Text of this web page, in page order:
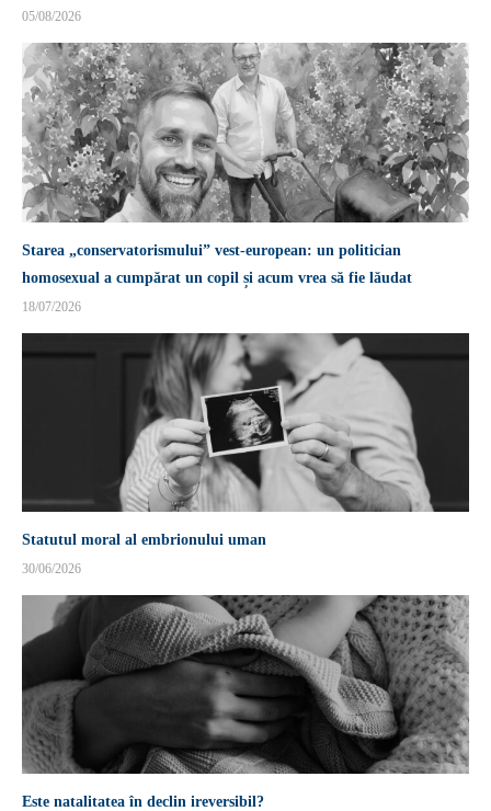
05/08/2026
Starea „conservatorismului” vest-european: un politician
homosexual a cumpărat un copil și acum vrea să fie lăudat
18/07/2026
Statutul moral al embrionului uman
30/06/2026
Este natalitatea în declin ireversibil?